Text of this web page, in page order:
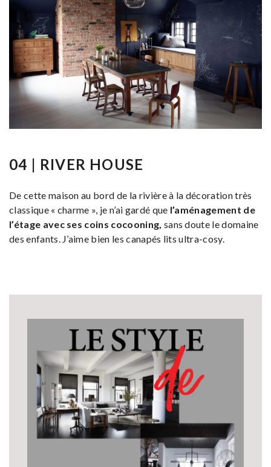
04 | RIVER HOUSE
De cette maison au bord de la rivière à la décoration très
classique « charme », je n’ai gardé que l’aménagement de
l’étage avec ses coins cocooning, sans doute le domaine
des enfants. J’aime bien les canapés lits ultra-cosy.